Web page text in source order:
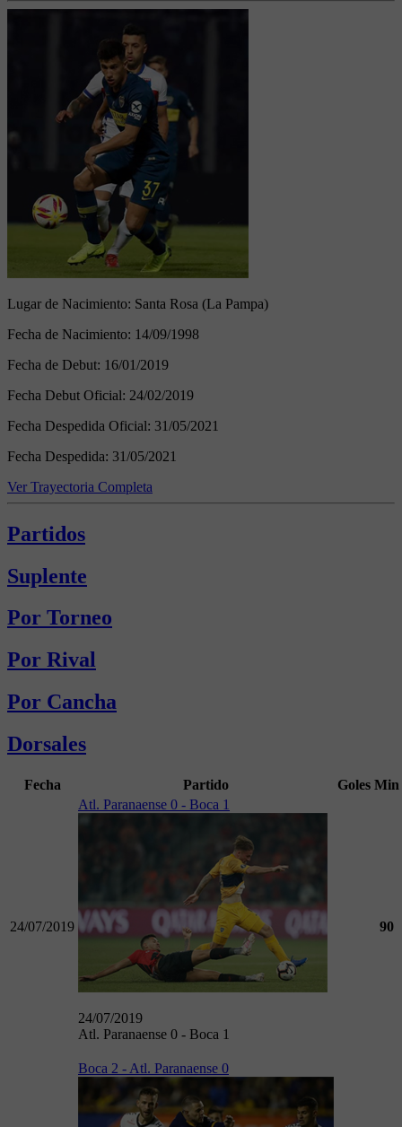
Lugar de Nacimiento: Santa Rosa (La Pampa)
Fecha de Nacimiento: 14/09/1998
Fecha de Debut: 16/01/2019
Fecha Debut Oficial: 24/02/2019
Fecha Despedida Oficial: 31/05/2021
Fecha Despedida: 31/05/2021
Ver Trayectoria Completa
Partidos
Suplente
Por Torneo
Por Rival
Por Cancha
Dorsales
Fecha Partido Goles Min
24/07/2019
Atl. Paranaense 0 - Boca 1
24/07/2019
Atl. Paranaense 0 - Boca 1
90
Boca 2 - Atl. Paranaense 0